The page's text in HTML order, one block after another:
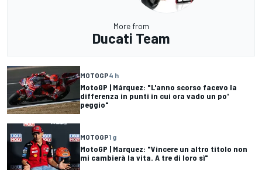
More from
Ducati Team
MOTOGP4 h
MotoGP | Márquez: "L'anno scorso facevo la
differenza in punti in cui ora vado un po'
peggio"
MOTOGP1 g
MotoGP | Marquez: "Vincere un altro titolo non
mi cambierà la vita. A tre di loro sì"